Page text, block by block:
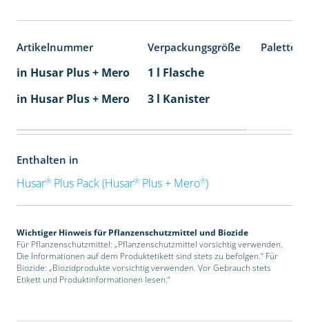
Artikelnummer Verpackungsgröße
in Husar Plus + Mero
1 l Flasche
in Husar Plus + Mero
3 l Kanister
Enthalten in
Husar®Plus Pack (Husar®Plus + Mero®)
Wichtiger Hinweis für Pflanzenschutzmittel und Biozide
Für Pflanzenschutzmittel: „Pflanzenschutzmittel vorsichtig verwenden.
Die Informationen auf dem Produktetikett sind stets zu befolgen.“ Für
Biozide: „Biozidprodukte vorsichtig verwenden. Vor Gebrauch stets
Etikett und Produktinformationen lesen.“